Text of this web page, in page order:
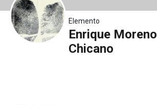
Elemento
Enrique Moreno
Chicano